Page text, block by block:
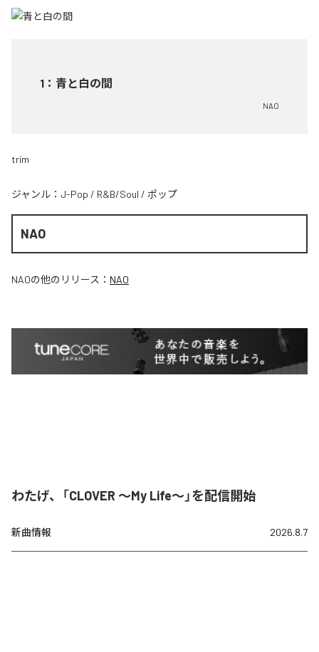
1 ： 青と白の間
NAO
trim
ジャンル： J-Pop / R&B/Soul / ポップ
NAO
NAOの他のリリース： NAO
わたげ、「CLOVER ～My Life～」を配信開始
新曲情報 2026.8.7